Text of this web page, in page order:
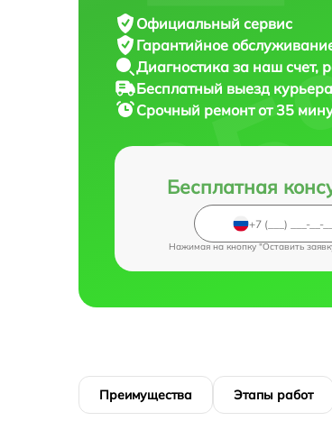
Официальный сервис
Гарантийное
Диагностика за наш счет,
Бесплатный выезд курьера
Срочный ремонтот 35
Бесплатная
Нажимая на кнопку "Оставить
Преимущества Этапы работ